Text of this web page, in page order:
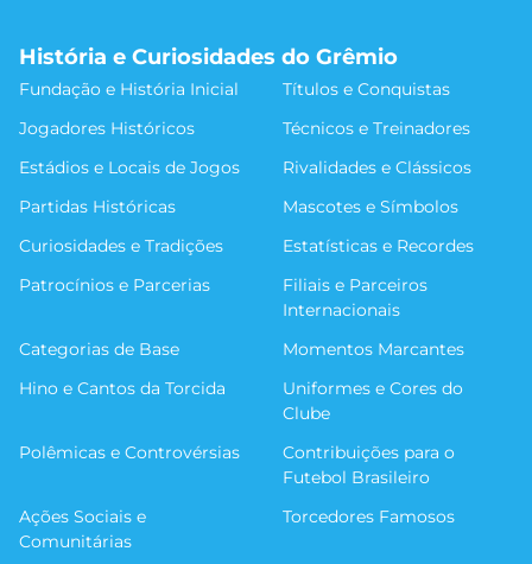
História e Curiosidades do Grêmio
Fundação e História Inicial
Títulos e Conquistas
Jogadores Históricos
Técnicos e Treinadores
Estádios e Locais de Jogos
Rivalidades e Clássicos
Partidas Históricas
Mascotes e Símbolos
Curiosidades e Tradições
Estatísticas e Recordes
Patrocínios e Parcerias
Filiais e Parceiros
Internacionais
Categorias de Base
Momentos Marcantes
Hino e Cantos da Torcida
Uniformes e Cores do
Clube
Polêmicas e Controvérsias
Contribuições para o
Futebol Brasileiro
Ações Sociais e
Comunitárias
Torcedores Famosos